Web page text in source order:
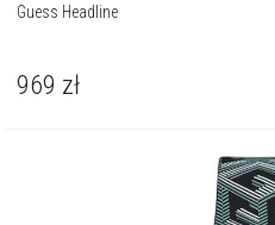
Guess Headline
969 zł